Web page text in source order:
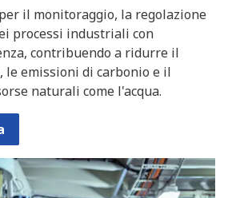
il monitoraggio, la regolazione
processi industriali con
contribuendo a ridurre il
le emissioni di carbonio e il
naturali come l'acqua.